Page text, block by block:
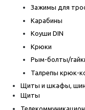
Зажимы для
Карабины
Коуши DIN
Крюки
Рым-болты/
Талрепы крюк-
Щиты и шкафы,
Щиты